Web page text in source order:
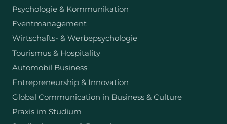
Psychologie & Kommunikation
Eventmanagement
Wirtschafts- & Werbepsychologie
Tourismus & Hospitality
Automobil Business
Entrepreneurship & Innovation
Global Communication in Business & Culture
Praxis im Studium